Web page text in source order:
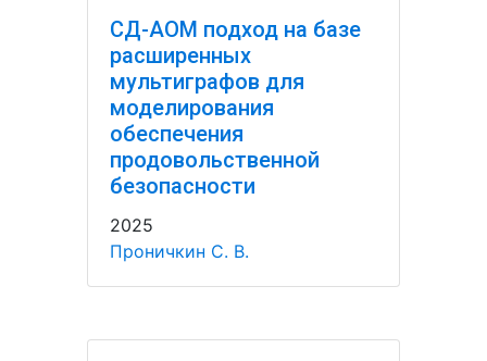
СД-АОМ подход на базе
расширенных
мультиграфов для
моделирования
обеспечения
продовольственной
безопасности
2025
Проничкин С. В.